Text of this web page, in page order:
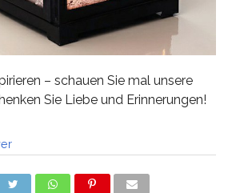
– schauen Sie mal unsere
Sie Liebe und Erinnerungen!